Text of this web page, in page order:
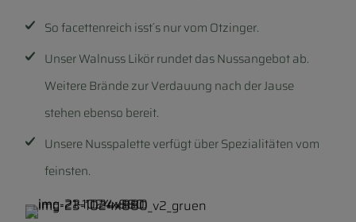
So facettenreich isst´s nur vom Otzinger.
Unser Walnuss Likör rundet das Nussangebot ab.
Weitere Brände zur Verdauung nach der Jause
stehen ebenso bereit.
Unsere Nusspalette verfügt über Spezialitäten vom
feinsten.